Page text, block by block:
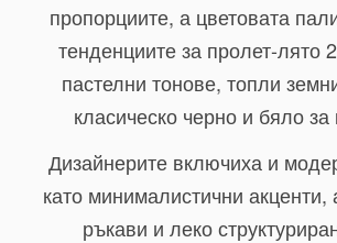
пропорциите, а цветовата
тенденциите за пролет-лято
пастелни тонове, топли
класическо черно и бяло за
Дизайнерите включиха и
като минималистични акценти,
ръкави и леко